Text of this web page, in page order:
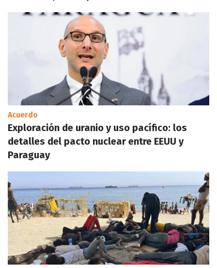
Acuerdo
Exploración de uranio y uso pacífico: los
detalles del pacto nuclear entre EEUU y
Paraguay